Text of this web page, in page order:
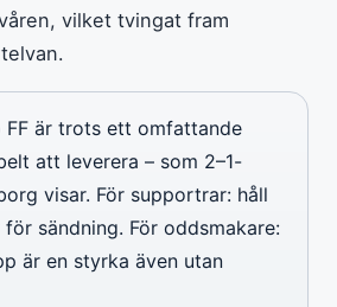
vilket tvingat fram
FF är trots ett omfattande
att leverera – som 2–1-
visar. För supportrar: håll
sändning. För oddsmakare:
är en styrka även utan